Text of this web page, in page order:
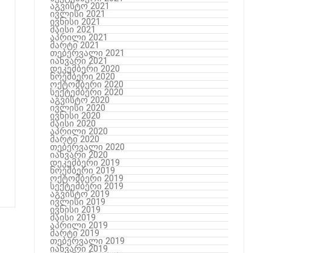
აგვისტო 2021
ივლისი 2021
ივნისი 2021
მაისი 2021
აპრილი 2021
მარტი 2021
თებერვალი 2021
იანვარი 2021
დეკემბერი 2020
ნოემბერი 2020
ოქტომბერი 2020
სექტემბერი 2020
აგვისტო 2020
ივლისი 2020
ივნისი 2020
მაისი 2020
აპრილი 2020
მარტი 2020
თებერვალი 2020
იანვარი 2020
დეკემბერი 2019
ნოემბერი 2019
ოქტომბერი 2019
სექტემბერი 2019
აგვისტო 2019
ივლისი 2019
ივნისი 2019
მაისი 2019
აპრილი 2019
მარტი 2019
თებერვალი 2019
იანვარი 2019